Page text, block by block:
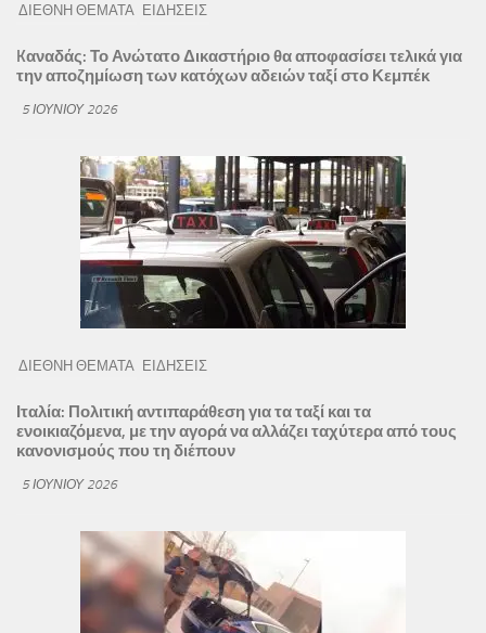
ΔΙΕΘΝΗ ΘΕΜΑΤΑ ΕΙΔΗΣΕΙΣ
Kαναδάς: Το Ανώτατο Δικαστήριο θα αποφασίσει τελικά για
την αποζημίωση των κατόχων αδειών ταξί στο Κεμπέκ
5 ΙΟΥΝΊΟΥ 2026
ΔΙΕΘΝΗ ΘΕΜΑΤΑ ΕΙΔΗΣΕΙΣ
Ιταλία: Πολιτική αντιπαράθεση για τα ταξί και τα
ενοικιαζόμενα, με την αγορά να αλλάζει ταχύτερα από τους
κανονισμούς που τη διέπουν
5 ΙΟΥΝΊΟΥ 2026